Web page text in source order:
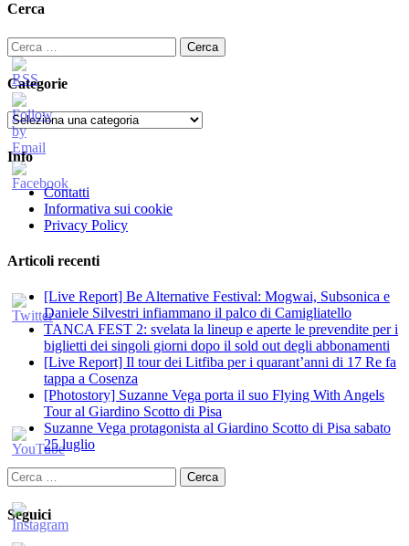
Cerca
Ricerca
per:
Categorie
Categorie
Info
Contatti
Informativa sui cookie
Privacy Policy
Articoli recenti
[Live Report] Be Alternative Festival: Mogwai, Subsonica e
Daniele Silvestri infiammano il palco di Camigliatello
TANCA FEST 2: svelata la lineup e aperte le prevendite per i
biglietti dei singoli giorni dopo il sold out degli abbonamenti
[Live Report] Il tour dei Litfiba per i quarant’anni di 17 Re fa
tappa a Cosenza
[Photostory] Suzanne Vega porta il suo Flying With Angels
Tour al Giardino Scotto di Pisa
Suzanne Vega protagonista al Giardino Scotto di Pisa sabato
25 luglio
Ricerca
per:
Seguici